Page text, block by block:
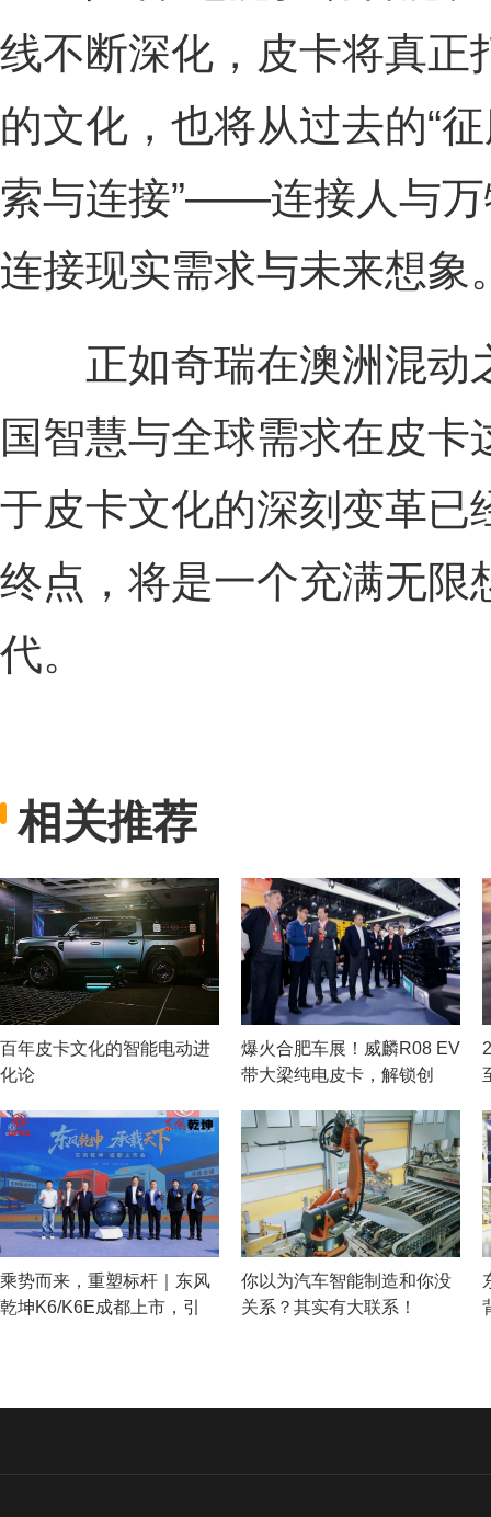
线不断深化，皮卡将真正
的文化，也将从过去的“
索与连接”——连接人与
连接现实需求与未来想象
正如奇瑞在澳洲混动
国智慧与全球需求在皮
于皮卡文化的深刻变革已
终点，将是一个充满无限
代。
相关推荐
百年皮卡文化的智能电动进
化论
爆火合肥车展！威麟R08 EV
带大梁纯电皮卡，解锁创
乘势而来，重塑标杆｜东风
乾坤K6/K6E成都上市，引
你以为汽车智能制造和你没
关系？其实有大联系！